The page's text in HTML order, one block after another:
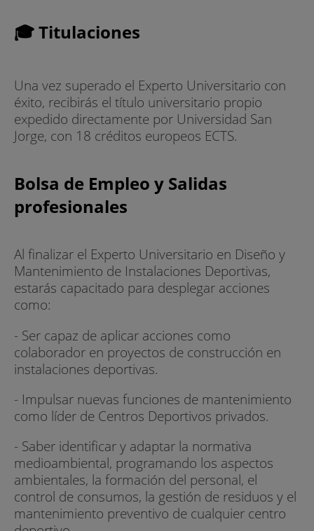
🎓 Titulaciones
Una vez superado el Experto Universitario con
éxito, recibirás el título universitario propio
expedido directamente por Universidad San
Jorge, con 18 créditos europeos ECTS.
Bolsa de Empleo y Salidas
profesionales
Al finalizar el Experto Universitario en Diseño y
Mantenimiento de Instalaciones Deportivas,
estarás capacitado para desplegar acciones
como:
- Ser capaz de aplicar acciones como
colaborador en proyectos de construcción en
instalaciones deportivas.
- Impulsar nuevas funciones de mantenimiento
como líder de Centros Deportivos privados.
- Saber identificar y adaptar la normativa
medioambiental, programando los aspectos
ambientales, la formación del personal, el
control de consumos, la gestión de residuos y el
mantenimiento preventivo de cualquier centro